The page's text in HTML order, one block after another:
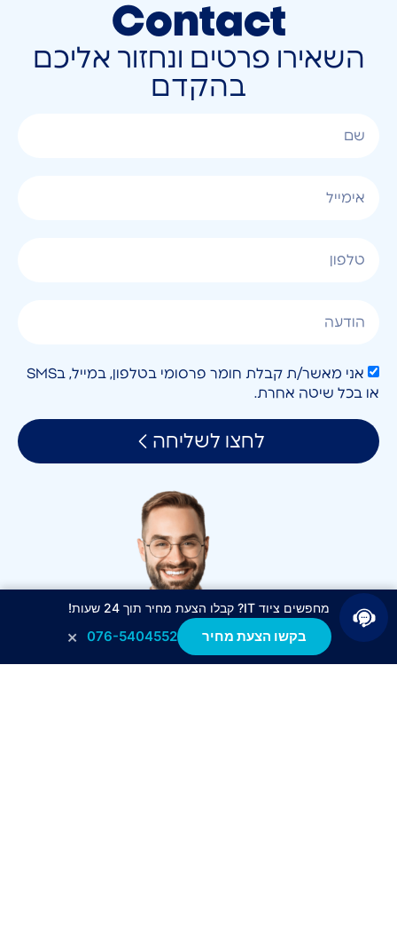
Contact
השאירו פרטים ונחזור אליכם
בהקדם
אני מאשר/ת קבלת חומר פרסומי בטלפון, במייל, בSMS
או בכל שיטה אחרת.
לחצו לשליחה
מחפשים ציוד IT? קבלו הצעת מחיר תוך 24 שעות!
בקשו הצעת מחיר 076-5404552
×